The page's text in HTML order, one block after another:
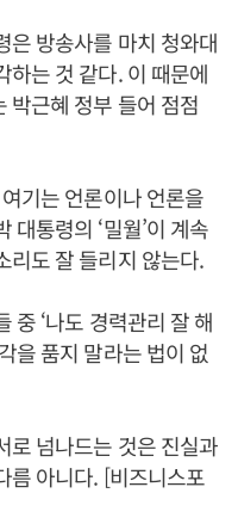
은 방송사를 마치 청와대
하는 것 같다. 이 때문에
박근혜 정부 들어 점점
기는 언론이나 언론을
대통령의 ‘밀월’이 계속
리도 잘 들리지 않는다.
중 ‘나도 경력관리 잘 해
을 품지 말라는 법이 없
로 넘나드는 것은 진실과
름 아니다. [비즈니스포